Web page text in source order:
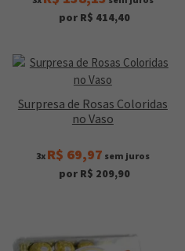
por R$ 414,40
Surpresa de Rosas Coloridas
no Vaso
3x R$ 69,97 sem juros
por R$ 209,90